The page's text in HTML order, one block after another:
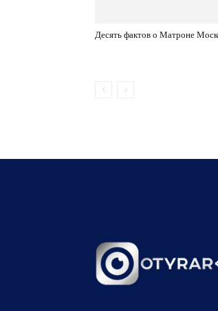
Десять фактов о Матроне